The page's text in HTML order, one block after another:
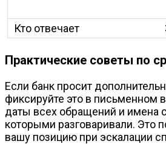
Практические советы по
Если банк просит
фиксируйте это в письменном
даты всех обращений и имена
которыми разговаривали. Это
вашу позицию при эскалации